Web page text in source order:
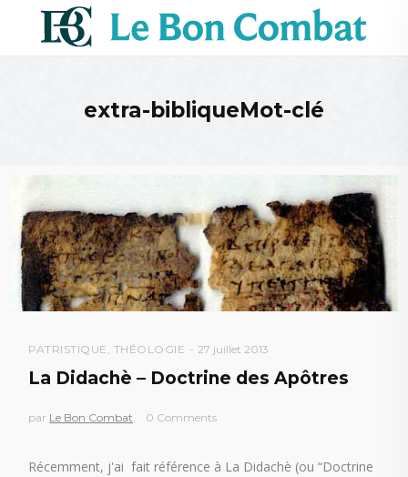
extra-bibliqueMot-clé
PATRISTIQUE , THÉOLOGIE 27 juillet 2013
La Didachè – Doctrine des Apôtres
par Le Bon Combat 0 Comments
Récemment, j'ai fait référence à La Didachè (ou “Doctrine